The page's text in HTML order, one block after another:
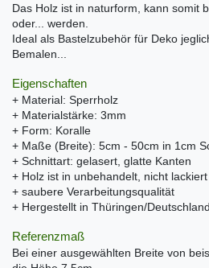
Das Holz ist in naturform, kann somit
oder... werden.
Ideal als Bastelzubehör für Deko
Bemalen...
Eigenschaften
+ Material: Sperrholz
+ Materialstärke: 3mm
+ Form: Koralle
+ Maße (Breite): 5cm - 50cm in 1cm
+ Schnittart: gelasert, glatte Kanten
+ Holz ist in unbehandelt, nicht
+ saubere Verarbeitungsqualität
+ Hergestellt in Thüringen/Deutschland
Referenzmaß
Bei einer ausgewählten Breite von